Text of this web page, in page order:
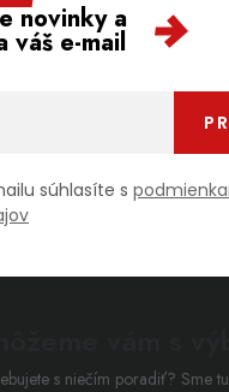
novinky a
váš e-mail
súhlasíte s
s niečím poradiť? Sme